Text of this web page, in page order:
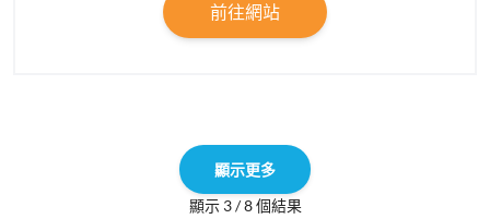
前往網站
顯示更多
顯示 3 / 8 個結果